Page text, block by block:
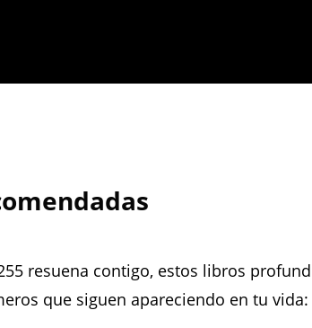
resuena contigo, estos libros
que siguen apareciendo en tu vida: